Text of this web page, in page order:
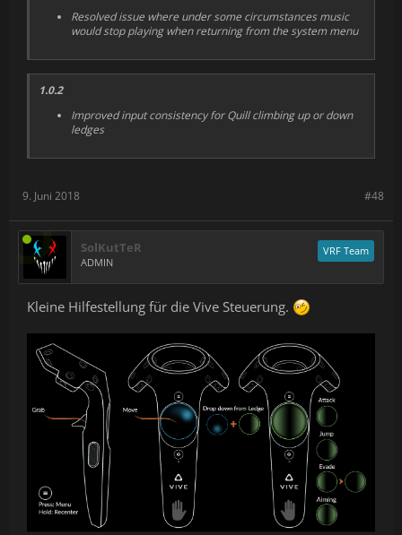
Resolved issue where under some circumstances music
would stop playing when returning from the system menu
1.0.2
Improved input consistency for Quill climbing up or down
ledges
#48
9. Juni 2018
SolKutTeR
ADMIN
VRF Team
Kleine Hilfestellung für die Vive Steuerung.